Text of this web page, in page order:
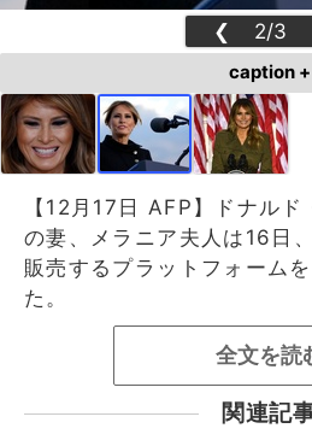
❮ 2/3
caption +
【12月17日 AFP】ドナル
の妻、メラニア夫人は16日
販売するプラットフォーム
た。
全文を読
関連記